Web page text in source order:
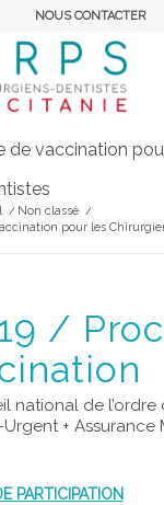
NOUS CONTACTER
de vaccination
/ Non classé /
pour les
/
national de
+ Assurance
PARTICIPATION